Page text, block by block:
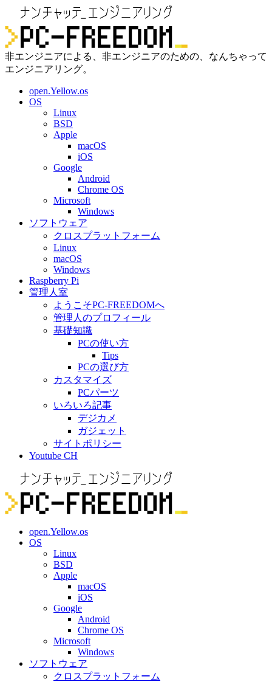
非エンジニアによる、非エンジニアのための、なんちゃって
エンジニアリング。
open.Yellow.os
OS
Linux
BSD
Apple
macOS
iOS
Google
Android
Chrome OS
Microsoft
Windows
ソフトウェア
クロスプラットフォーム
Linux
macOS
Windows
Raspberry Pi
管理人室
ようこそPC-FREEDOMへ
管理人のプロフィール
基礎知識
PCの使い方
Tips
PCの選び方
カスタマイズ
PCパーツ
いろいろ記事
デジカメ
ガジェット
サイトポリシー
Youtube CH
open.Yellow.os
OS
Linux
BSD
Apple
macOS
iOS
Google
Android
Chrome OS
Microsoft
Windows
ソフトウェア
クロスプラットフォーム